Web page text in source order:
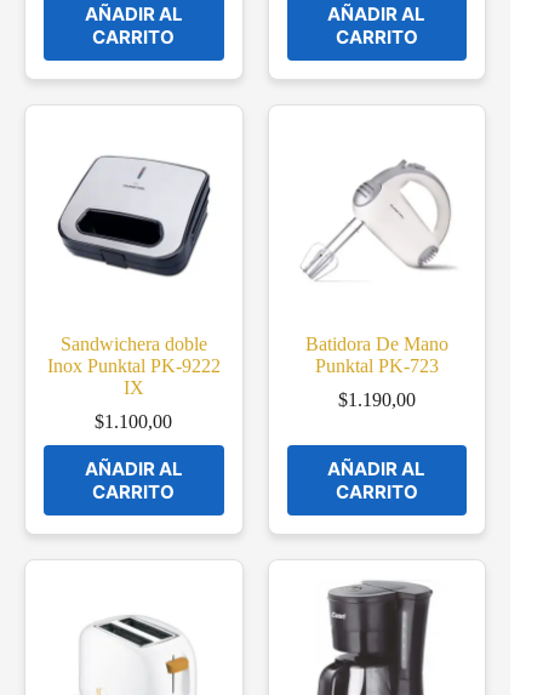
AÑADIR AL
CARRITO
AÑADIR AL
CARRITO
Sandwichera doble
Inox Punktal PK-9222
IX
$1.100,00
AÑADIR AL
CARRITO
Batidora De Mano
Punktal PK-723
$1.190,00
AÑADIR AL
CARRITO